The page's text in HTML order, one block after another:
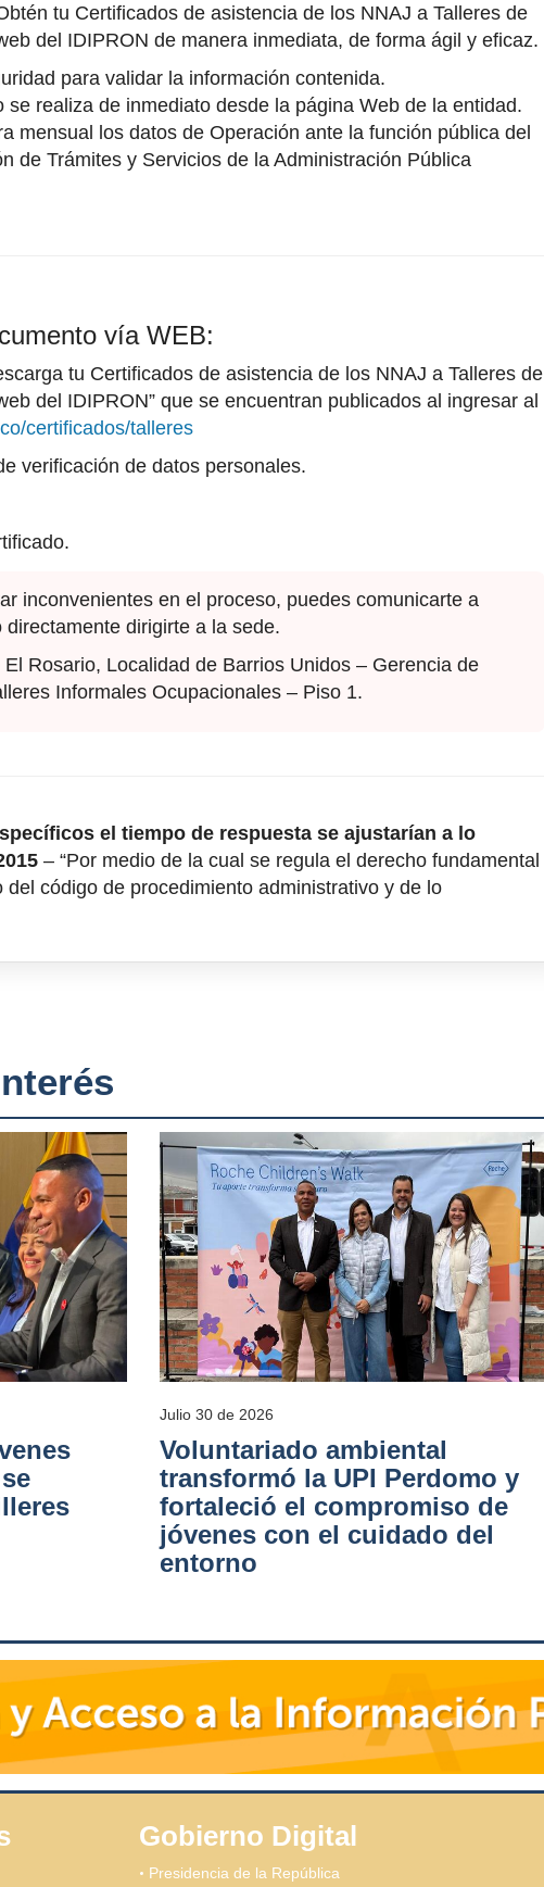
tu Certificados de asistencia de los NNAJ a Talleres de
del IDIPRON de manera inmediata, de forma ágil y eficaz.
para validar la información contenida.
se realiza de inmediato desde la página Web de la entidad.
mensual los datos de Operación ante la función pública del
de Trámites y Servicios de la Administración Pública
vía WEB:
tu Certificados de asistencia de los NNAJ a Talleres de
del IDIPRON” que se encuentran publicados al ingresar al
certificados/talleres
verificación de datos personales.
inconvenientes en el proceso, puedes comunicarte a
dirigirte a la sede.
Rosario, Localidad de Barrios Unidos – Gerencia de
Informales Ocupacionales – Piso 1.
el tiempo de respuesta se ajustarían a lo
– “Por medio de la cual se regula el derecho fundamental
código de procedimiento administrativo y de lo
Julio 30 de 2026
Voluntariado ambiental
transformó la UPI Perdomo y
fortaleció el compromiso de
jóvenes con el cuidado del
entorno
Gobierno Digital
Presidencia de la República